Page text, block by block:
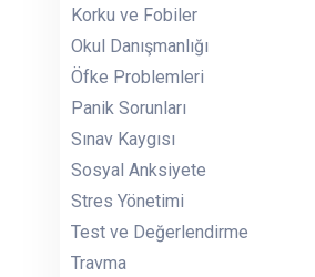
Korku ve Fobiler
Okul Danışmanlığı
Öfke Problemleri
Panik Sorunları
Sınav Kaygısı
Sosyal Anksiyete
Stres Yönetimi
Test ve Değerlendirme
Travma